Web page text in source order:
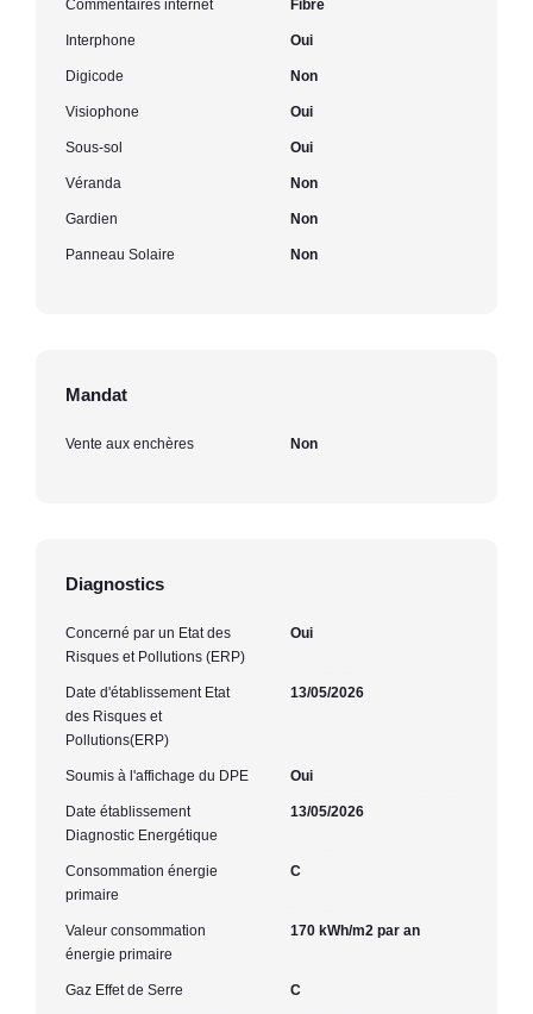
Commentaires internet Fibre
Interphone Oui
Digicode Non
Visiophone Oui
Sous-sol Oui
Véranda Non
Gardien Non
Panneau Solaire Non
Mandat
Vente aux enchères Non
Diagnostics
Concerné par un Etat des
Risques et Pollutions (ERP)
Oui
Date d'établissement Etat
des Risques et
Pollutions(ERP)
13/05/2026
Soumis à l'affichage du DPE Oui
Date établissement
Diagnostic Energétique
13/05/2026
Consommation énergie
primaire
C
Valeur consommation
énergie primaire
170 kWh/m2 par an
Gaz Effet de Serre C